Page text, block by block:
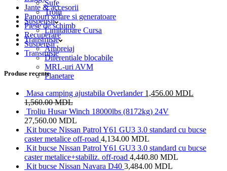
Sufe
Trolii
Suspensii
Limitatoare Cursa
Transmisie
Ambreiaj
Diferentiale blocabile
MRL-uri AVM
Planetare
Jante & accesorii
Panouri solare si generatoare
Piese de schimb
Recuperare
Suspensii
Transmisie
Produse recente
Masa camping ajustabila Overlander 1,456.00 MDL
1,560.00MDL
Troliu Husar Winch 18000lbs (8172kg) 24V
27,560.00 MDL
Kit bucse Nissan Patrol Y61 GU3 3.0 standard cu bucse
caster metalice off-road 4,134.00 MDL
Kit bucse Nissan Patrol Y61 GU3 3.0 standard cu bucse
caster metalice+stabiliz. off-road 4,440.80 MDL
Kit bucse Nissan Navara D40 3,484.00 MDL